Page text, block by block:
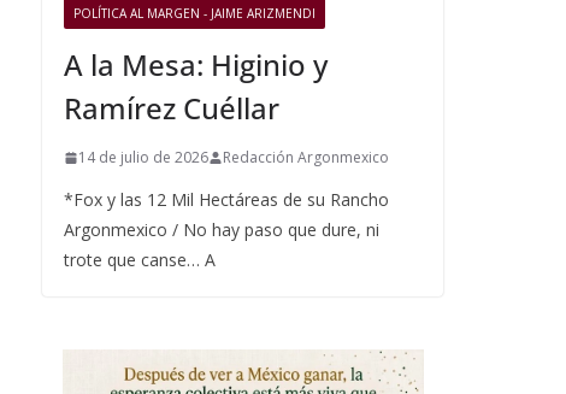
POLÍTICA AL MARGEN - JAIME ARIZMENDI
A la Mesa: Higinio y
Ramírez Cuéllar
14 de julio de 2026 Redacción Argonmexico
*Fox y las 12 Mil Hectáreas de su Rancho
Argonmexico / No hay paso que dure, ni
trote que canse… A